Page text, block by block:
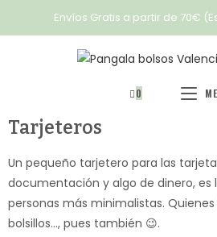
Envíos Gratis a partir de 70€
0
Tarjeteros
Un pequeño tarjetero para las
documentación y algo de dinero, es
personas más minimalistas.
bolsillos…, pues también 😉.